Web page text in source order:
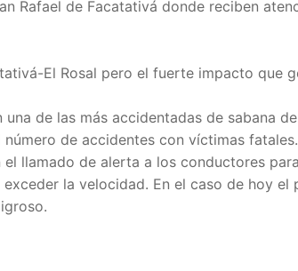
Rafael de Facatativá donde reciben
El Rosal pero el fuerte impacto que
de las más accidentadas de sabana
de accidentes con víctimas fatales.
llamado de alerta a los conductores
la velocidad. En el caso de hoy